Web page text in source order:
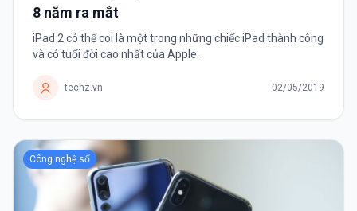
8 năm ra mắt
iPad 2 có thể coi là một trong những chiếc iPad thành công
và có tuổi đời cao nhất của Apple.
techz.vn 02/05/2019
Công nghệ số